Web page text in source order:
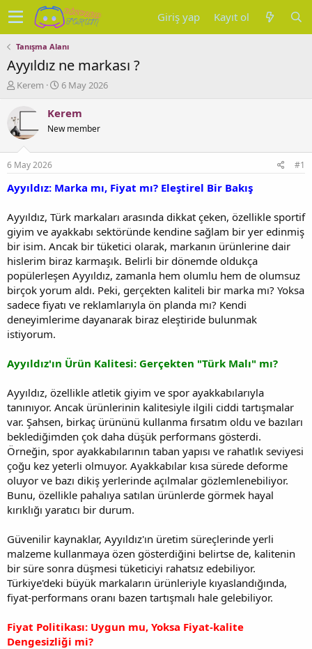
Giriş yap Kayıt ol
Tanışma Alanı
Ayyıldız ne markası ?
K
n
u
y
b
a
ş
l
t
a
n
Kerem
B
ş
a
ç
r
i
h
i
6 May 2026
Kerem
New member
6 May 2026 #1
Ayyıldız: Marka mı, Fiyat mı? Eleştirel Bir Bakış
Ayyıldız, Türk markaları arasında dikkat çeken, özellikle sportif
giyim ve ayakkabı sektöründe kendine sağlam bir yer edinmiş
bir isim. Ancak bir tüketici olarak, markanın ürünlerine dair
hislerim biraz karmaşık. Belirli bir dönemde oldukça
popülerleşen Ayyıldız, zamanla hem olumlu hem de olumsuz
birçok yorum aldı. Peki, gerçekten kaliteli bir marka mı? Yoksa
sadece fiyatı ve reklamlarıyla ön planda mı? Kendi
deneyimlerime dayanarak biraz eleştiride bulunmak
istiyorum.
Ayyıldız'ın Ürün Kalitesi: Gerçekten "Türk Malı" mı?
Ayyıldız, özellikle atletik giyim ve spor ayakkabılarıyla
tanınıyor. Ancak ürünlerinin kalitesiyle ilgili ciddi tartışmalar
var. Şahsen, birkaç ürününü kullanma fırsatım oldu ve bazıları
beklediğimden çok daha düşük performans gösterdi.
Örneğin, spor ayakkabılarının taban yapısı ve rahatlık seviyesi
çoğu kez yeterli olmuyor. Ayakkabılar kısa sürede deforme
oluyor ve bazı dikiş yerlerinde açılmalar gözlemlenebiliyor.
Bunu, özellikle pahalıya satılan ürünlerde görmek hayal
kırıklığı yaratıcı bir durum.
Güvenilir kaynaklar, Ayyıldız'ın üretim süreçlerinde yerli
malzeme kullanmaya özen gösterdiğini belirtse de, kalitenin
bir süre sonra düşmesi tüketiciyi rahatsız edebiliyor.
Türkiye'deki büyük markaların ürünleriyle kıyaslandığında,
fiyat-performans oranı bazen tartışmalı hale gelebiliyor.
Fiyat Politikası: Uygun mu, Yoksa Fiyat-kalite
Dengesizliği mi?